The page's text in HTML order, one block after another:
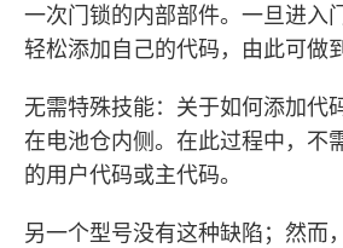
一次门锁的内部部件。一旦进入
轻松添加自己的代码，由此可做
无需特殊技能：关于如何添加代
在电池仓内侧。在此过程中，不
的用户代码或主代码。
另一个型号没有这种缺陷；然而